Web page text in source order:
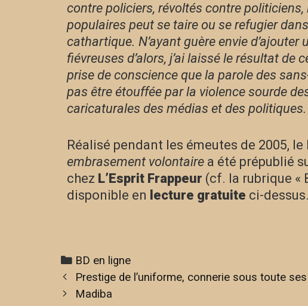
contre policiers, révoltés contre
populaires peut se taire ou se refugier
cathartique. N’ayant guère envie
fiévreuses d’alors, j’ai laissé le résultat
prise de conscience que la parole des
pas être étouffée par la violence sourde
caricaturales des médias et des politiques.
Réalisé pendant les émeutes de 2005, le
embrasement volontaire a été prépublié
chez L’Esprit Frappeur (cf. la rubrique «
disponible en lecture gratuite ci-dessus.
BD en ligne
Prestige de l’uniforme, connerie sous toute
Madiba